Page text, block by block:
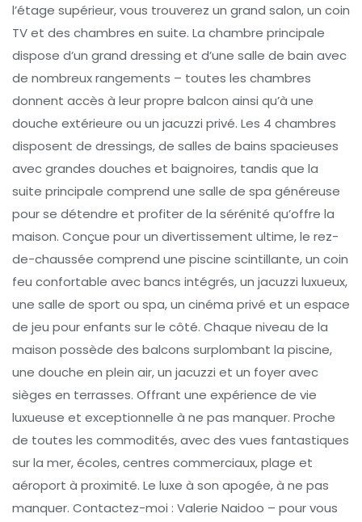
l’étage supérieur, vous trouverez un grand salon, un coin
TV et des chambres en suite. La chambre principale
dispose d’un grand dressing et d’une salle de bain avec
de nombreux rangements – toutes les chambres
donnent accès à leur propre balcon ainsi qu’à une
douche extérieure ou un jacuzzi privé. Les 4 chambres
disposent de dressings, de salles de bains spacieuses
avec grandes douches et baignoires, tandis que la
suite principale comprend une salle de spa généreuse
pour se détendre et profiter de la sérénité qu’offre la
maison. Conçue pour un divertissement ultime, le rez-
de-chaussée comprend une piscine scintillante, un coin
feu confortable avec bancs intégrés, un jacuzzi luxueux,
une salle de sport ou spa, un cinéma privé et un espace
de jeu pour enfants sur le côté. Chaque niveau de la
maison possède des balcons surplombant la piscine,
une douche en plein air, un jacuzzi et un foyer avec
sièges en terrasses. Offrant une expérience de vie
luxueuse et exceptionnelle à ne pas manquer. Proche
de toutes les commodités, avec des vues fantastiques
sur la mer, écoles, centres commerciaux, plage et
aéroport à proximité. Le luxe à son apogée, à ne pas
manquer. Contactez-moi : Valerie Naidoo – pour vous